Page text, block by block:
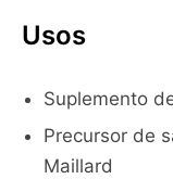
Usos
Suplemento
Precursor de
Maillard